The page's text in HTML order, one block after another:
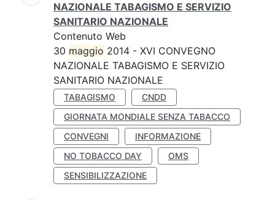
NAZIONALE TABAGISMO E SERVIZIO
SANITARIO NAZIONALE
Contenuto Web
30 maggio 2014 - XVI CONVEGNO
NAZIONALE TABAGISMO E SERVIZIO
SANITARIO NAZIONALE
TABAGISMO
CNDD
GIORNATA MONDIALE SENZA TABACCO
CONVEGNI
INFORMAZIONE
NO TOBACCO DAY
OMS
SENSIBILIZZAZIONE